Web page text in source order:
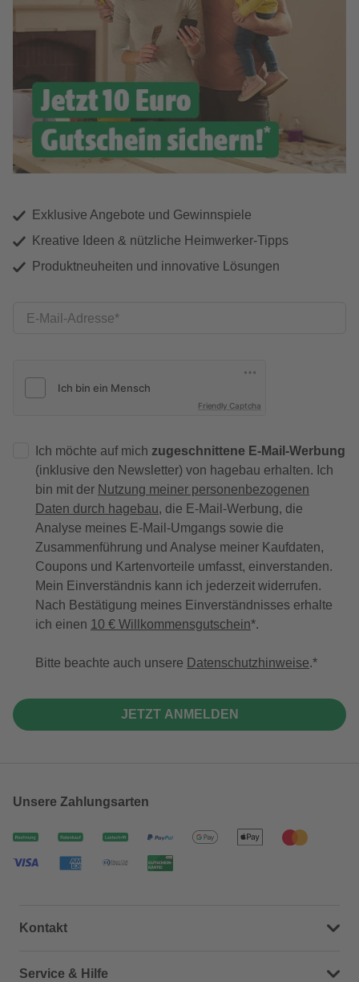
Exklusive Angebote und Gewinnspiele
Kreative Ideen & nützliche Heimwerker-Tipps
Produktneuheiten und innovative Lösungen
E-Mail-Adresse
Friendly Captcha
Ich möchte auf mich zugeschnittene E-Mail-Werbung
(inklusive den Newsletter) von hagebau erhalten. Ich
bin mit der Nutzung meiner personenbezogenen
Daten durch hagebau, die E-Mail-Werbung, die
Analyse meines E-Mail-Umgangs sowie die
Zusammenführung und Analyse meiner Kaufdaten,
Coupons und Kartenvorteile umfasst, einverstanden.
Mein Einverständnis kann ich jederzeit widerrufen.
Nach Bestätigung meines Einverständnisses erhalte
ich einen 10 € Willkommensgutschein*.
Bitte beachte auch unsere Datenschutzhinweise.
JETZT ANMELDEN
Unsere Zahlungsarten
Kontakt
Dein Kontakt zu uns
Service & Hilfe